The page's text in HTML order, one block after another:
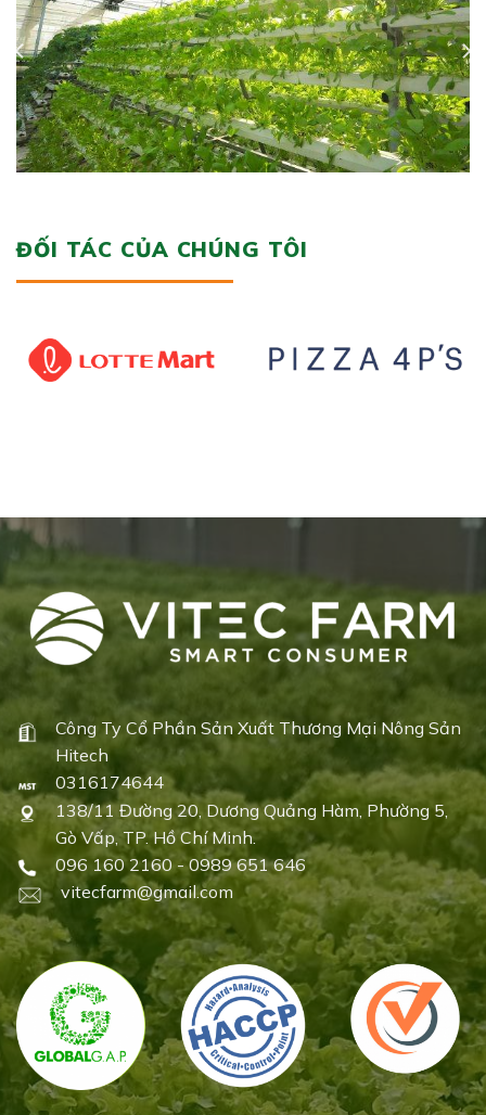
ĐỐI TÁC CỦA CHÚNG TÔI
Công Ty Cổ Phần Sản Xuất Thương Mại Nông Sản
Hitech
0316174644
138/11 Đường 20, Dương Quảng Hàm, Phường 5,
Gò Vấp, TP. Hồ Chí Minh.
096 160 2160 - 0989 651 646
vitecfarm@gmail.com